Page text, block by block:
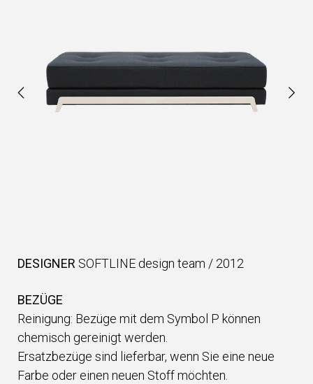
DESIGNER SOFTLINE design team / 2012
BEZÜGE
Reinigung: Bezüge mit dem Symbol P können
chemisch gereinigt werden.
Ersatzbezüge sind lieferbar, wenn Sie eine neue
Farbe oder einen neuen Stoff möchten.